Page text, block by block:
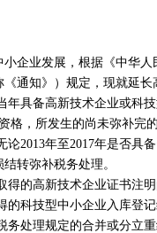
企业发展，根据《中华
《通知》）规定，现就延
备高新技术企业或科技
格，所发生的尚未弥补完的
年至2017年是否具备
转弥补税务处理。
高新技术企业证书注明
技型中小企业入库登记
理规定的合并或分立重